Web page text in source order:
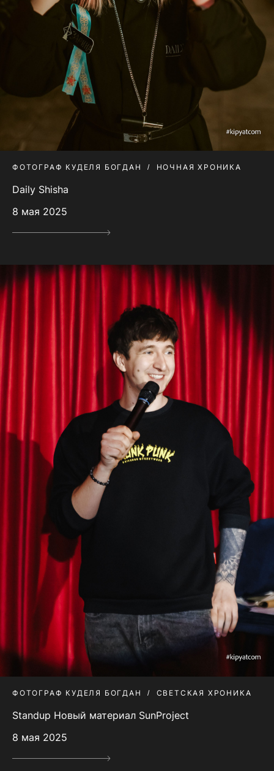
ФОТОГРАФ КУДЕЛЯ БОГДАН НОЧНАЯ ХРОНИКА
Daily Shisha
8 мая 2025
ФОТОГРАФ КУДЕЛЯ БОГДАН СВЕТСКАЯ ХРОНИКА
Standup Новый материал SunProject
8 мая 2025